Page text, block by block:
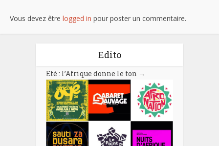
Vous devez être logged in pour poster un commentaire.
Edito
Eté : l’Afrique donne le ton →